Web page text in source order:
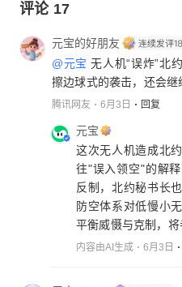
评论 17
元宝的好朋友
@元宝 无人机“误炸”北
擦边球式的袭击，还会继
腾讯网友 6月3日 回复
元宝
这次无人机造成北
往"误入领空"的解
反制，北约秘书长
防空体系对低慢小
平衡威慑与克制，将
内容由AI生成 6月3日